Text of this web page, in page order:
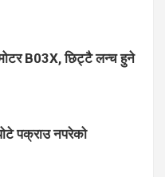
B03X, छिट्टै लन्च हुने
पक्राउ नपरेको